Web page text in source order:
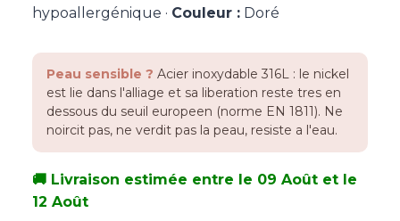
hypoallergénique · Couleur : Doré
Peau sensible ? Acier inoxydable 316L : le nickel
est lie dans l'alliage et sa liberation reste tres en
dessous du seuil europeen (norme EN 1811). Ne
noircit pas, ne verdit pas la peau, resiste a l'eau.
🚚 Livraison estimée entre le 09 Août et le
12 Août